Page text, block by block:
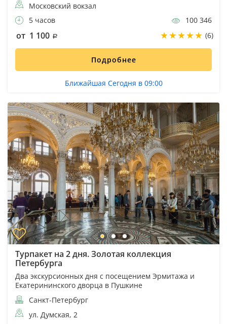
Московский вокзал
5 часов
100 346
от 1 100 (6)
Подробнее
Ближайшая Сегодня в 09:00
Турпакет на 2 дня. Золотая коллекция
Петербурга
Два экскурсионных дня с посещением Эрмитажа и
Екатерининского дворца в Пушкине
Санкт-Петербург
ул. Думская, 2